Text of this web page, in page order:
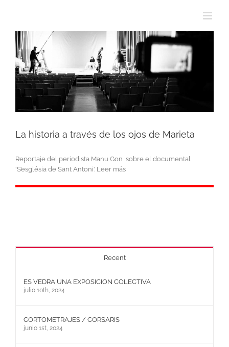
La historia a través de los ojos de Marieta
Reportaje del periodista Manu Gon sobre el documental
‘S’església de Sant Antoni’. Leer más
Recent
ES VEDRA UNA EXPOSICION COLECTIVA
julio 10th, 2024
CORTOMETRAJES / CORSARIS
junio 1st, 2024